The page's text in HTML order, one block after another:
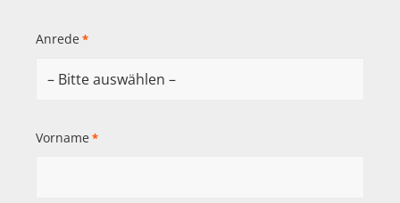
Anrede *
Vorname *